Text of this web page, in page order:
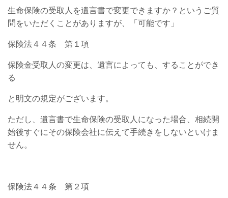
生命保険の受取人を遺言書で変更できますか？というご質
問をいただくことがありますが、「可能です」
保険法４４条 第１項
保険金受取人の変更は、遺言によっても、することができ
る
と明文の規定がございます。
ただし、遺言書で生命保険の受取人になった場合、相続開
始後すぐにその保険会社に伝えて手続きをしないといけま
せん。
保険法４４条 第２項